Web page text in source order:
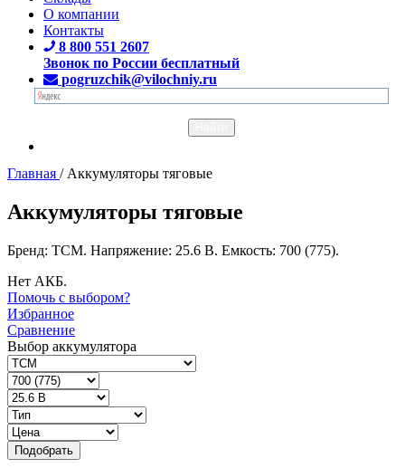
О компании
Контакты
8 800 551 2607
Звонок по России бесплатный
pogruzchik@vilochniy.ru
Главная / Аккумуляторы тяговые
Аккумуляторы тяговые
Бренд: TCM. Напряжение: 25.6 В. Емкость: 700 (775).
Нет АКБ.
Помочь с выбором?
Избранное
Сравнение
Выбор аккумулятора
Подобрать